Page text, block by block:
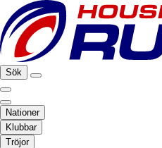
Sök
Nationer
Klubbar
Tröjor